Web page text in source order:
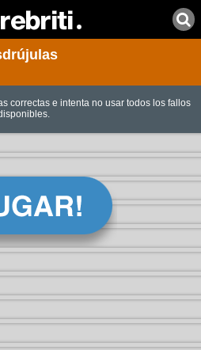
correctas e intenta no usar todos los fallos